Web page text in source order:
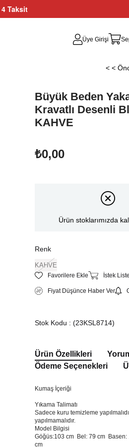
4 Taksit
Üye Girişi
< <
Büyük Beden
Kravatlı Desenli
KAHVE
₺0,00
Ürün stoklarımızda
Renk
KAHVE
Favorilere Ekle İstek
Fiyat Düşünce Haber Ver
Stok Kodu (23KSL8714)
Ürün Özellikleri
Ödeme Seçenekleri
Kumaş İçeriği
Yıkama Talimatı
Sadece kuru temizleme
yapılmamalıdır.
Model Bilgisi
Göğüs:103 cm Bel: 79 cm Basen:
cm